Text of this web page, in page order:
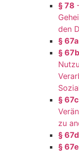
§ 78
den
§ 67a
§ 67b
§ 67c
zu
§ 67d
§ 67e